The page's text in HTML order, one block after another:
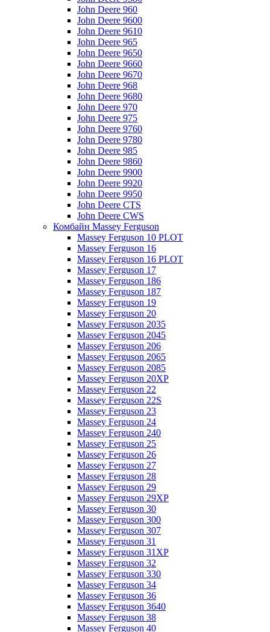
John Deere 960
John Deere 9600
John Deere 9610
John Deere 965
John Deere 9650
John Deere 9660
John Deere 9670
John Deere 968
John Deere 9680
John Deere 970
John Deere 975
John Deere 9760
John Deere 9780
John Deere 985
John Deere 9860
John Deere 9900
John Deere 9920
John Deere 9950
John Deere CTS
John Deere CWS
Комбайн Massey Ferguson
Massey Ferguson 10 PLOT
Massey Ferguson 16
Massey Ferguson 16 PLOT
Massey Ferguson 17
Massey Ferguson 186
Massey Ferguson 187
Massey Ferguson 19
Massey Ferguson 20
Massey Ferguson 2035
Massey Ferguson 2045
Massey Ferguson 206
Massey Ferguson 2065
Massey Ferguson 2085
Massey Ferguson 20XP
Massey Ferguson 22
Massey Ferguson 22S
Massey Ferguson 23
Massey Ferguson 24
Massey Ferguson 240
Massey Ferguson 25
Massey Ferguson 26
Massey Ferguson 27
Massey Ferguson 28
Massey Ferguson 29
Massey Ferguson 29XP
Massey Ferguson 30
Massey Ferguson 300
Massey Ferguson 307
Massey Ferguson 31
Massey Ferguson 31XP
Massey Ferguson 32
Massey Ferguson 330
Massey Ferguson 34
Massey Ferguson 36
Massey Ferguson 3640
Massey Ferguson 38
Massey Ferguson 40